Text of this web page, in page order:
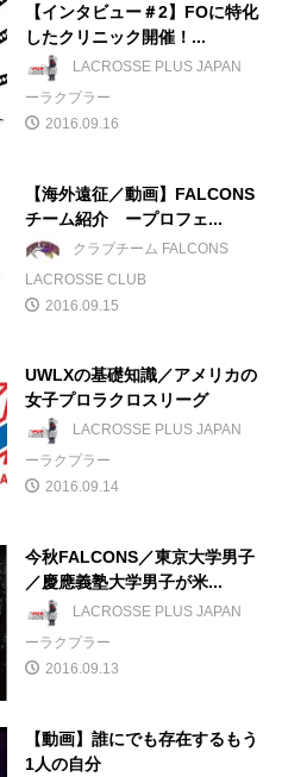
【インタビュー＃2】FOに特化
したクリニック開催！...
LACROSSE PLUS JAPAN
ーラクプラー
2016.09.16
【海外遠征／動画】FALCONS
チーム紹介 ープロフェ...
クラブチーム FALCONS
LACROSSE CLUB
2016.09.15
UWLXの基礎知識／アメリカの
女子プロラクロスリーグ
LACROSSE PLUS JAPAN
ーラクプラー
2016.09.14
今秋FALCONS／東京大学男子
／慶應義塾大学男子が米...
LACROSSE PLUS JAPAN
ーラクプラー
2016.09.13
【動画】誰にでも存在するもう
1人の自分